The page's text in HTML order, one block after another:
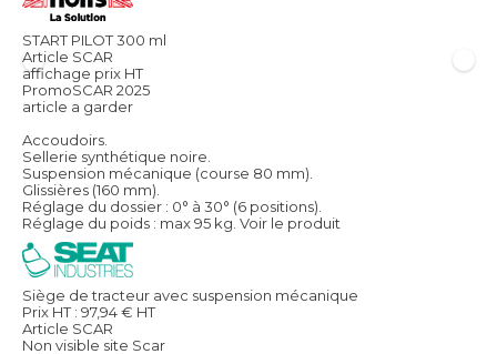
START PILOT 300 ml
Article SCAR
affichage prix HT
PromoSCAR 2025
article a garder
Accoudoirs.
Sellerie synthétique noire.
Suspension mécanique (course 80 mm).
Glissières (160 mm).
Réglage du dossier : 0° à 30° (6 positions).
Réglage du poids : max 95 kg. Voir le produit
Siège de tracteur avec suspension mécanique
Prix HT : 97,94€ HT
Article SCAR
Non visible site Scar